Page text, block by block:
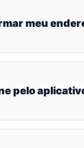
meu
pelo